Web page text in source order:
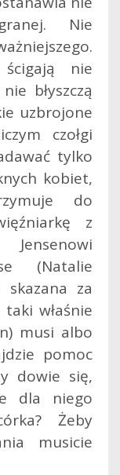
Nie
nie
błyszczą
uzbrojone
czołgi
tylko
kobiet,
do
z
(Natalie
za
właśnie
musi albo
pomoc
dowie się,
dla niego
Żeby
musicie